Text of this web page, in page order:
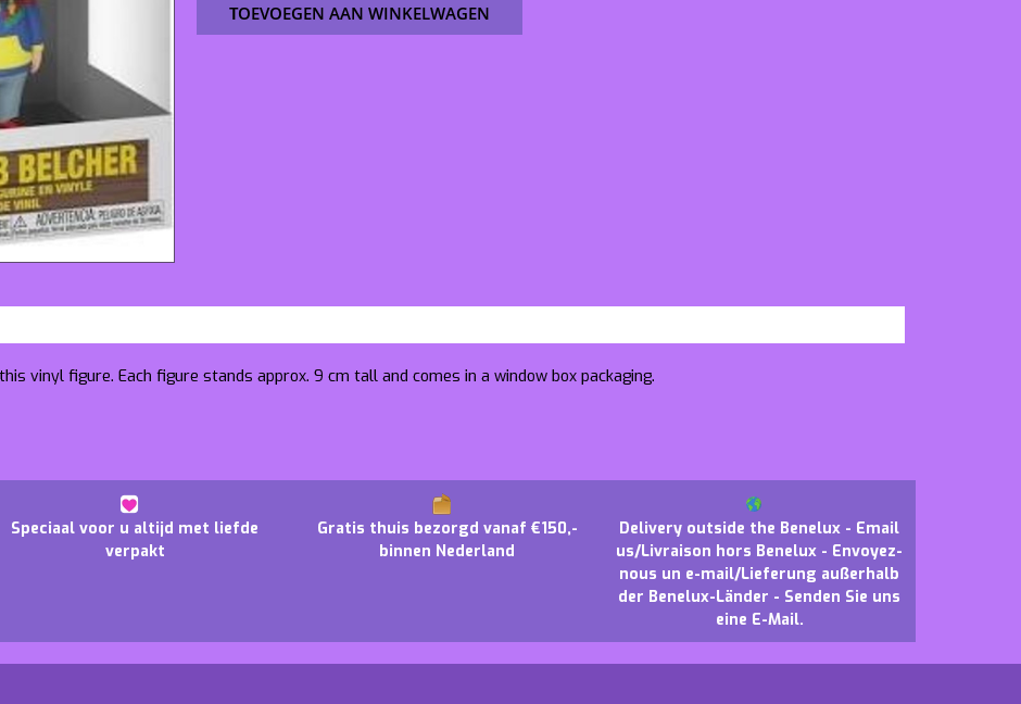
TOEVOEGEN AAN WINKELWAGEN
vinyl figure. Each figure stands approx. 9 cm tall and comes in a window box packaging.
Speciaal voor u altijd met liefde
verpakt
Gratis thuis bezorgd vanaf €150,-
binnen Nederland
Delivery outside the Benelux - Email
us/Livraison hors Benelux - Envoyez-
nous un e-mail/Lieferung außerhalb
der Benelux-Länder - Senden Sie uns
eine E-Mail.